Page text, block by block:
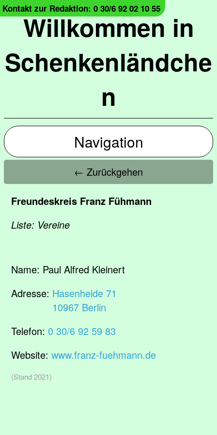
Willkommen in
Schenkenländche
n
Kontakt zur Redaktion: 0 30/6 92 02 10 55
Navigation
← Zurückgehen
Freundeskreis Franz Fühmann
Liste: Vereine
Name: Paul Alfred Kleinert
Adresse: Hasenheide 71
10967 Berlin
Telefon: 0 30/6 92 59 83
Website: www.franz-fuehmann.de
(Stand 2021)